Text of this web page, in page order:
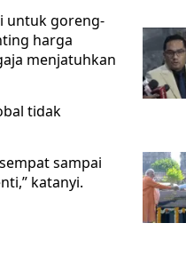
untuk goreng-
harga
menjatuhkan
tidak
sampai
katanyi.